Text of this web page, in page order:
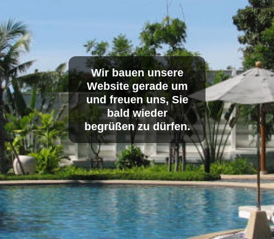
Wir bauen unsere
Website gerade um
und freuen uns, Sie
bald wieder
begrüßen zu dürfen.